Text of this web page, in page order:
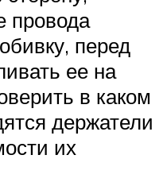
провода
перед
ее на
в каком
держатели
их